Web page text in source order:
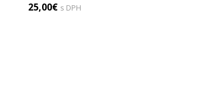
25,00€ s DPH